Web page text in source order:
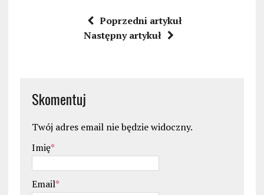
Poprzedni artykuł
Następny artykuł
Skomentuj
Twój adres email nie będzie widoczny.
Imię*
Email*